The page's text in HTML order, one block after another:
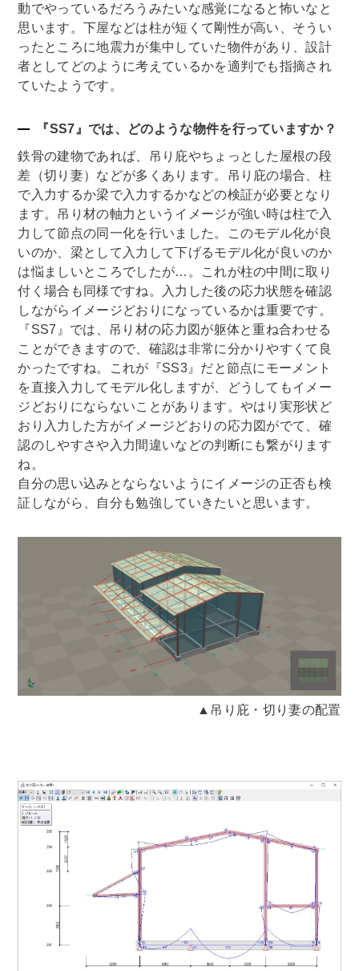
動でやっているだろうみたいな感覚になると怖いなと
思います。下屋などは柱が短くて剛性が高い、そうい
ったところに地震力が集中していた物件があり、設計
者としてどのように考えているかを適判でも指摘され
ていたようです。
『SS7』では、どのような物件を行っていますか？
鉄骨の建物であれば、吊り庇やちょっとした屋根の段
差（切り妻）などが多くあります。吊り庇の場合、柱
で入力するか梁で入力するかなどの検証が必要となり
ます。吊り材の軸力というイメージが強い時は柱で入
力して節点の同一化を行いました。このモデル化が良
いのか、梁として入力して下げるモデル化が良いのか
は悩ましいところでしたが…。これが柱の中間に取り
付く場合も同様ですね。入力した後の応力状態を確認
しながらイメージどおりになっているかは重要です。
『SS7』では、吊り材の応力図が躯体と重ね合わせる
ことができますので、確認は非常に分かりやすくて良
かったですね。これが『SS3』だと節点にモーメント
を直接入力してモデル化しますが、どうしてもイメー
ジどおりにならないことがあります。やはり実形状ど
おり入力した方がイメージどおりの応力図がでて、確
認のしやすさや入力間違いなどの判断にも繋がります
ね。
自分の思い込みとならないようにイメージの正否も検
証しながら、自分も勉強していきたいと思います。
▲吊り庇・切り妻の配置